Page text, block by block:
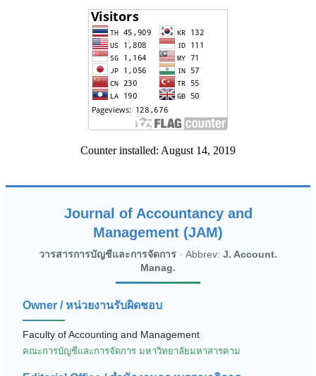
Counter installed: August 14, 2019
Journal of Accountancy and
Management (JAM)
วารสารการบัญชีและการจัดการ · Abbrev: J. Account.
Manag.
Owner / หน่วยงานรับผิดชอบ
Faculty of Accounting and Management
คณะการบัญชีและการจัดการ มหาวิทยาลัยมหาสารคาม